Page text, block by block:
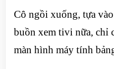
Cô ngồi xuống, tựa
buồn xem tivi nữa, chỉ
màn hình máy tính